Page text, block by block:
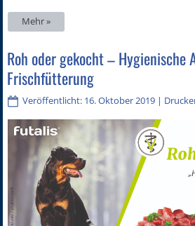
Mehr »
Roh oder gekocht – Hygienische
Frischfütterung
Veröffentlicht: 16. Oktober 2019 |